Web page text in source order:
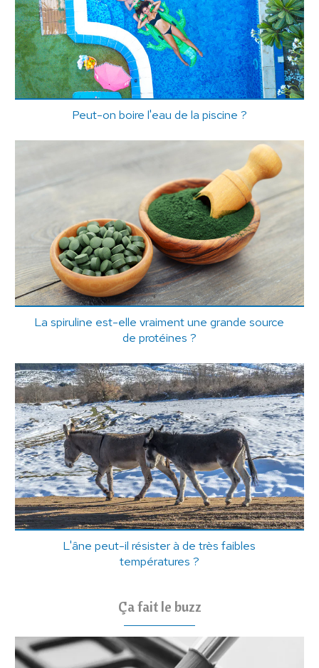
Peut-on boire l'eau de la piscine ?
La spiruline est-elle vraiment une grande source
de protéines ?
L'âne peut-il résister à de très faibles
températures ?
Ça fait le buzz